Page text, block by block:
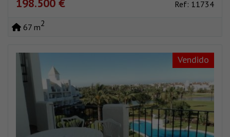
198.500 € Ref: 11734
67 m2
Vendido